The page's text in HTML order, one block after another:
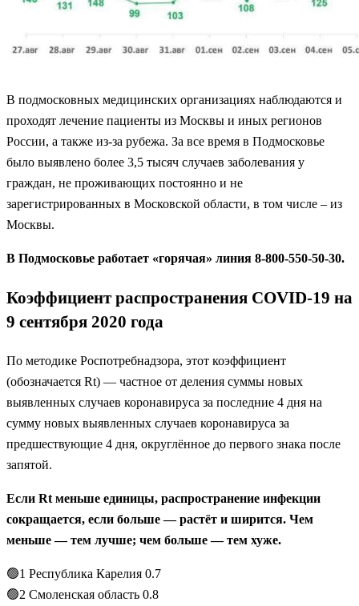
В подмосковных медицинских организациях наблюдаются и
проходят лечение пациенты из Москвы и иных регионов
России, а также из-за рубежа. За все время в Подмосковье
было выявлено более 3,5 тысяч случаев заболевания у
граждан, не проживающих постоянно и не
зарегистрированных в Московской области, в том числе – из
Москвы.
В Подмосковье работает «горячая» линия 8-800-550-50-30.
Коэффициент распространения COVID-19 на
9 сентября 2020 года
По методике Роспотребнадзора, этот коэффициент
(обозначается Rt) — частное от деления суммы новых
выявленных случаев коронавируса за последние 4 дня на
сумму новых выявленных случаев коронавируса за
предшествующие 4 дня, округлённое до первого знака после
запятой.
Если Rt меньше единицы, распространение инфекции
сокращается, если больше — растёт и ширится. Чем
меньше — тем лучше; чем больше — тем хуже.
🟢1 Республика Карелия 0.7
🟢2 Смоленская область 0.8